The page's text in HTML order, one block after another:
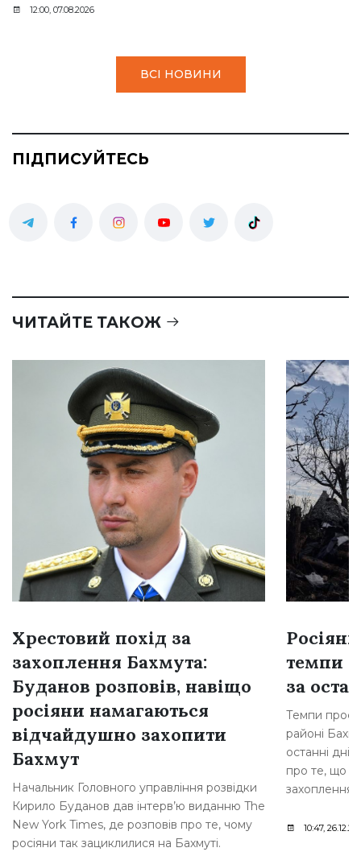
12:00, 07.08.2026
ВСІ НОВИНИ
ПІДПИСУЙТЕСЬ
ЧИТАЙТЕ ТАКОЖ
Хрестовий похід за
захоплення Бахмута:
Буданов розповів, навіщо
росіяни намагаються
відчайдушно захопити
Бахмут
Начальник Головного управління розвідки
Кирило Буданов дав інтерв’ю виданню The
New York Times, де розповів про те, чому
росіяни так зациклилися на Бахмуті.
темпи
за
Темпи
районі
останні
про те, що
захоплення
10:47,